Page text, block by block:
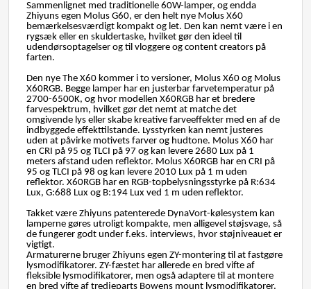
Sammenlignet med traditionelle 60W-lamper, og endda
Zhiyuns egen Molus G60, er den helt nye Molus X60
bemærkelsesværdigt kompakt og let. Den kan nemt være i en
rygsæk eller en skuldertaske, hvilket gør den ideel til
udendørsoptagelser og til vloggere og content creators på
farten.
Den nye The X60 kommer i to versioner, Molus X60 og Molus
X60RGB. Begge lamper har en justerbar farvetemperatur på
2700-6500K, og hvor modellen X60RGB har et bredere
farvespektrum, hvilket gør det nemt at matche det
omgivende lys eller skabe kreative farveeffekter med en af de
indbyggede effekttilstande. Lysstyrken kan nemt justeres
uden at påvirke motivets farver og hudtone. Molus X60 har
en CRI på 95 og TLCI på 97 og kan levere 2680 Lux på 1
meters afstand uden reflektor. Molus X60RGB har en CRI på
95 og TLCI på 98 og kan levere 2010 Lux på 1 m uden
reflektor. X60RGB har en RGB-topbelysningsstyrke på R:634
Lux, G:688 Lux og B:194 Lux ved 1 m uden reflektor.
Takket være Zhiyuns patenterede DynaVort-kølesystem kan
lamperne gøres utroligt kompakte, men alligevel støjsvage, så
de fungerer godt under f.eks. interviews, hvor støjniveauet er
vigtigt.
Armaturerne bruger Zhiyuns egen ZY-montering til at fastgøre
lysmodifikatorer. ZY-fæstet har allerede en bred vifte af
fleksible lysmodifikatorer, men også adaptere til at montere
en bred vifte af tredjeparts Bowens mount lysmodifikatorer.